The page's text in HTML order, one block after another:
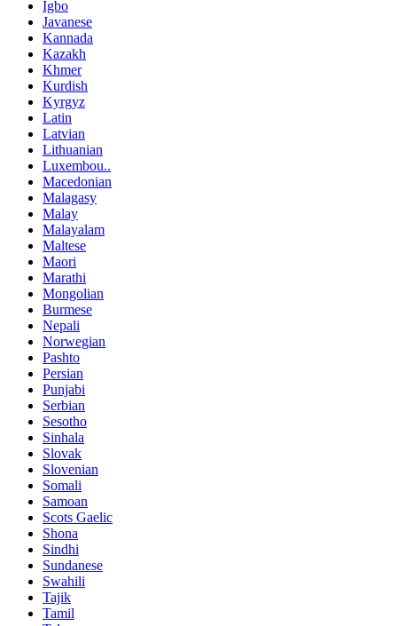
Igbo
Javanese
Kannada
Kazakh
Khmer
Kurdish
Kyrgyz
Latin
Latvian
Lithuanian
Luxembou..
Macedonian
Malagasy
Malay
Malayalam
Maltese
Maori
Marathi
Mongolian
Burmese
Nepali
Norwegian
Pashto
Persian
Punjabi
Serbian
Sesotho
Sinhala
Slovak
Slovenian
Somali
Samoan
Scots Gaelic
Shona
Sindhi
Sundanese
Swahili
Tajik
Tamil